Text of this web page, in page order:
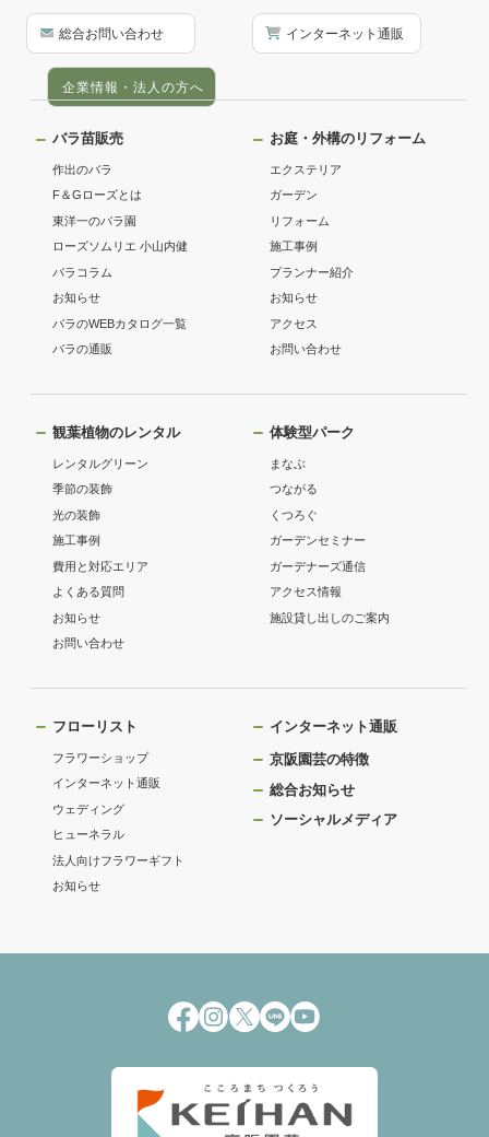
総合お問い合わせ インターネット通販
企業情報・法人の方へ
バラ苗販売
作出のバラ
F＆Gローズとは
東洋一のバラ園
ローズソムリエ 小山内健
バラコラム
お知らせ
バラのWEBカタログ一覧
バラの通販
お庭・外構のリフォーム
エクステリア
ガーデン
リフォーム
施工事例
プランナー紹介
お知らせ
アクセス
お問い合わせ
観葉植物のレンタル
レンタルグリーン
季節の装飾
光の装飾
施工事例
費用と対応エリア
よくある質問
お知らせ
お問い合わせ
体験型パーク
まなぶ
つながる
くつろぐ
ガーデンセミナー
ガーデナーズ通信
アクセス情報
施設貸し出しのご案内
フローリスト
フラワーショップ
インターネット通販
ウェディング
ヒューネラル
法人向けフラワーギフト
お知らせ
インターネット通販
京阪園芸の特徴
総合お知らせ
ソーシャルメディア